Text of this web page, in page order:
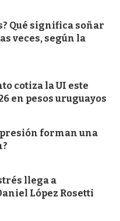
Qué significa soñar
veces, según la
cotiza la UI este
en pesos uruguayos
forman una
llega a
López Rosetti